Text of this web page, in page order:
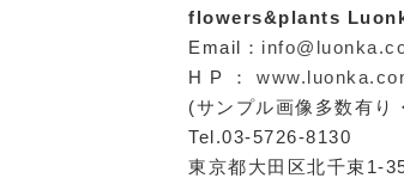
flowers&plants
Email：
H P ：
(サンプル画像多数有り
Tel.03-5726-8130
東京都大田区北千束1-